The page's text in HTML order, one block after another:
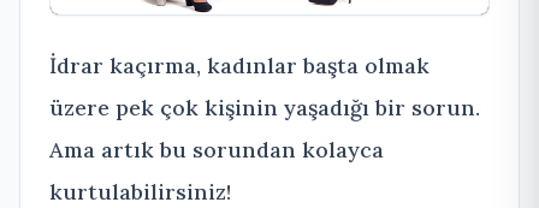
İdrar kaçırma, kadınlar başta olmak
üzere pek çok kişinin yaşadığı bir sorun.
Ama artık bu sorundan kolayca
kurtulabilirsiniz!